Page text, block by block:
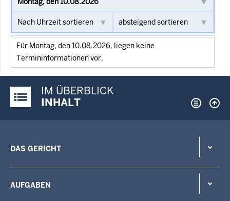
Für Montag, den 10.08.2026, liegen keine
Termininformationen vor.
Justiz-Portal im Überblick:
IM ÜBERBLICK
INHALT
DAS GERICHT
AUFGABEN